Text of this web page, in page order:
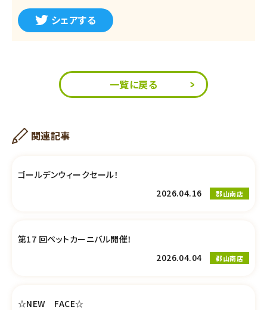
シェアする
一覧に戻る
関連記事
ゴールデンウィークセール！
2026.04.16
郡山南店
第17 回ペットカーニバル開催！
2026.04.04
郡山南店
☆NEW FACE☆